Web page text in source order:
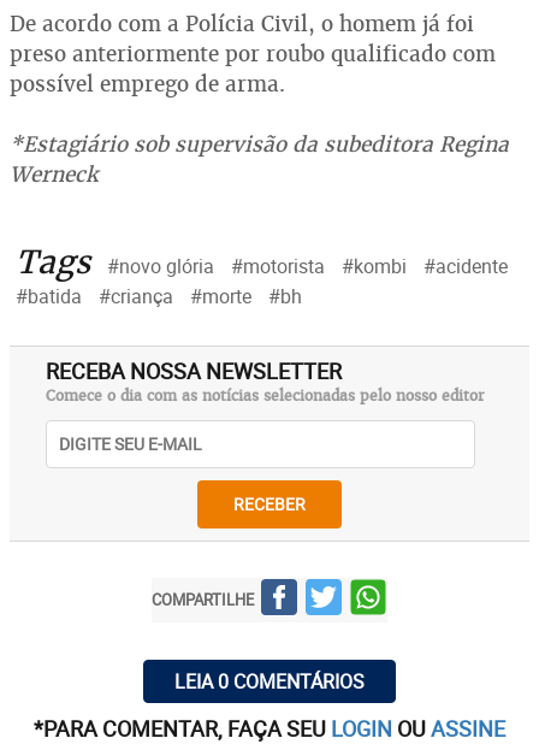
De acordo com a Polícia Civil, o homem já foi
preso anteriormente por roubo qualificado com
possível emprego de arma.
*Estagiário sob supervisão da subeditora Regina
Werneck
Tags #novo glória #motorista #kombi
#acidente
#batida
#criança #morte #bh
RECEBA NOSSA NEWSLETTER
Comece o dia com as notícias selecionadas pelo nosso editor
RECEBER
COMPARTILHE
LEIA 0 COMENTÁRIOS
*PARA COMENTAR, FAÇA SEU LOGIN OUASSINE